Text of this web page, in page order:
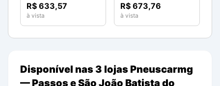
R$ 633,57
à vista
R$ 673,76
à vista
Disponível nas 3 lojas Pneuscarmg
— Passos e São João Batista do